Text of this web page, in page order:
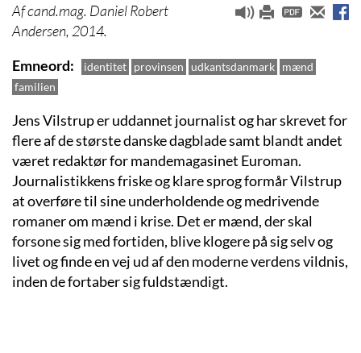
cand.mag. Daniel Robert
Andersen, 2014.
Emneord
identitet provinsen udkantsdanmark mænd
familien
Jens Vilstrup er uddannet journalist og har skrevet for
flere af de største danske dagblade samt blandt andet
været redaktør for mandemagasinet Euroman.
Journalistikkens friske og klare sprog formår Vilstrup
at overføre til sine underholdende og medrivende
romaner om mænd i krise. Det er mænd, der skal
forsone sig med fortiden, blive klogere på sig selv og
livet og finde en vej ud af den moderne verdens vildnis,
inden de fortaber sig fuldstændigt.